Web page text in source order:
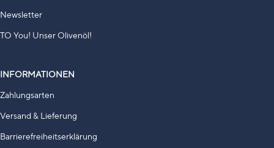
Newsletter
TO You! Unser Olivenöl!
INFORMATIONEN
Zahlungsarten
Versand & Lieferung
Barrierefreiheitserklärung